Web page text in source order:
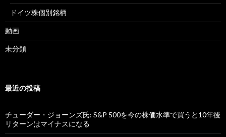
ドイツ株個別銘柄
動画
未分類
最近の投稿
チューダー・ジョーンズ氏: S&P 500を今の株価水準で買うと10年後
リターンはマイナスになる